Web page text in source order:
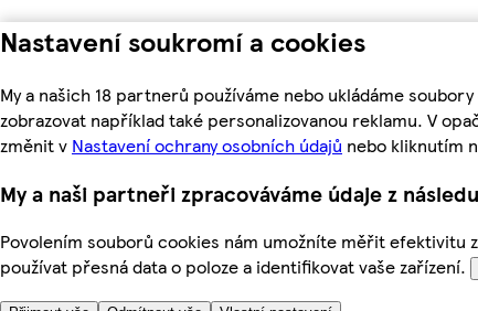
Nastavení soukromí a cookies
My a našich 18 partnerů používáme nebo ukládáme
zobrazovat například také personalizovanou reklamu. V
změnit v Nastavení ochrany osobních údajů nebo kliknutím
My a naši partneři zpracováváme údaje z
Povolením souborů cookies nám umožníte měřit efektivitu
používat přesná data o poloze a identifikovat vaše zařízení.